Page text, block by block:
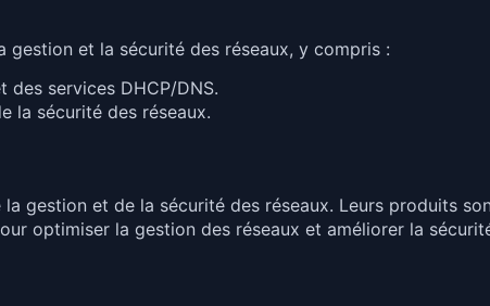
et la sécurité des réseaux, y compris :
des services DHCP/DNS.
la sécurité des réseaux.
gestion et de la sécurité des réseaux. Leurs produits
optimiser la gestion des réseaux et améliorer la